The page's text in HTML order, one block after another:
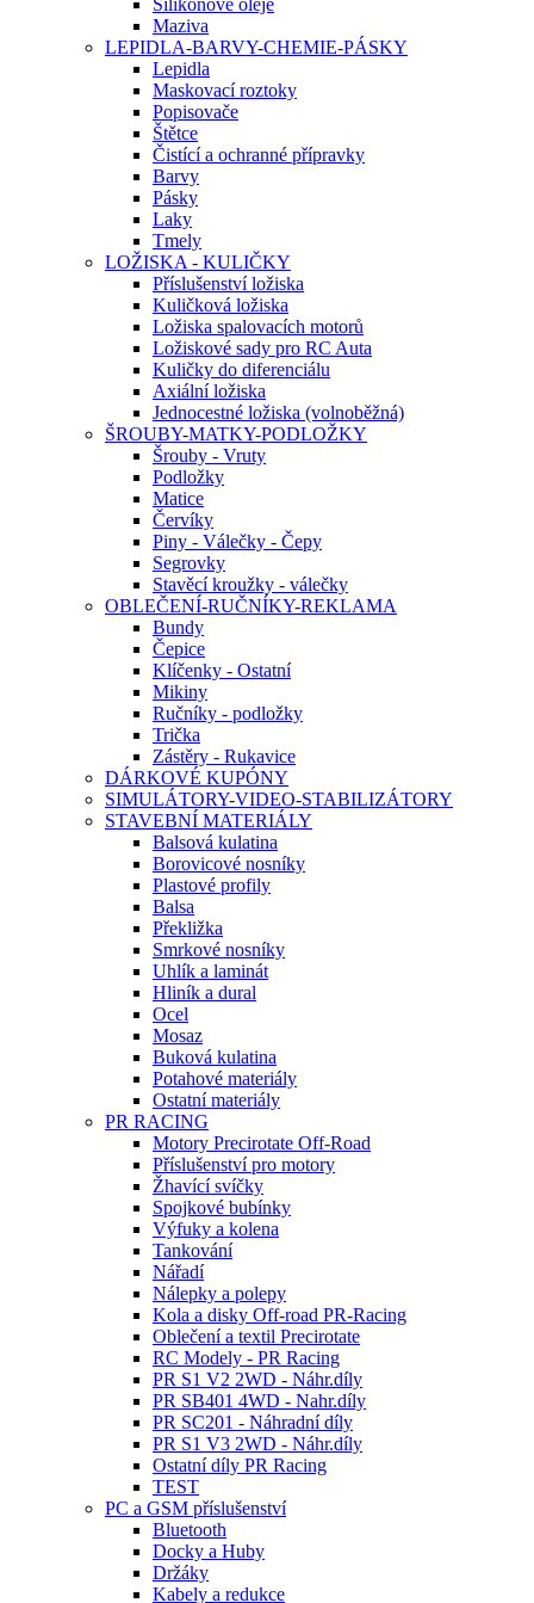
Silikonové oleje
Maziva
LEPIDLA-BARVY-CHEMIE-PÁSKY
Lepidla
Maskovací roztoky
Popisovače
Štětce
Čistící a ochranné přípravky
Barvy
Pásky
Laky
Tmely
LOŽISKA - KULIČKY
Příslušenství ložiska
Kuličková ložiska
Ložiska spalovacích motorů
Ložiskové sady pro RC Auta
Kuličky do diferenciálu
Axiální ložiska
Jednocestné ložiska (volnoběžná)
ŠROUBY-MATKY-PODLOŽKY
Šrouby - Vruty
Podložky
Matice
Červíky
Piny - Válečky - Čepy
Segrovky
Stavěcí kroužky - válečky
OBLEČENÍ-RUČNÍKY-REKLAMA
Bundy
Čepice
Klíčenky - Ostatní
Mikiny
Ručníky - podložky
Trička
Zástěry - Rukavice
DÁRKOVÉ KUPÓNY
SIMULÁTORY-VIDEO-STABILIZÁTORY
STAVEBNÍ MATERIÁLY
Balsová kulatina
Borovicové nosníky
Plastové profily
Balsa
Překližka
Smrkové nosníky
Uhlík a laminát
Hliník a dural
Ocel
Mosaz
Buková kulatina
Potahové materiály
Ostatní materiály
PR RACING
Motory Precirotate Off-Road
Příslušenství pro motory
Žhavící svíčky
Spojkové bubínky
Výfuky a kolena
Tankování
Nářadí
Nálepky a polepy
Kola a disky Off-road PR-Racing
Oblečení a textil Precirotate
RC Modely - PR Racing
PR S1 V2 2WD - Náhr.díly
PR SB401 4WD - Nahr.díly
PR SC201 - Náhradní díly
PR S1 V3 2WD - Náhr.díly
Ostatní díly PR Racing
TEST
PC a GSM příslušenství
Bluetooth
Docky a Huby
Držáky
Kabely a redukce